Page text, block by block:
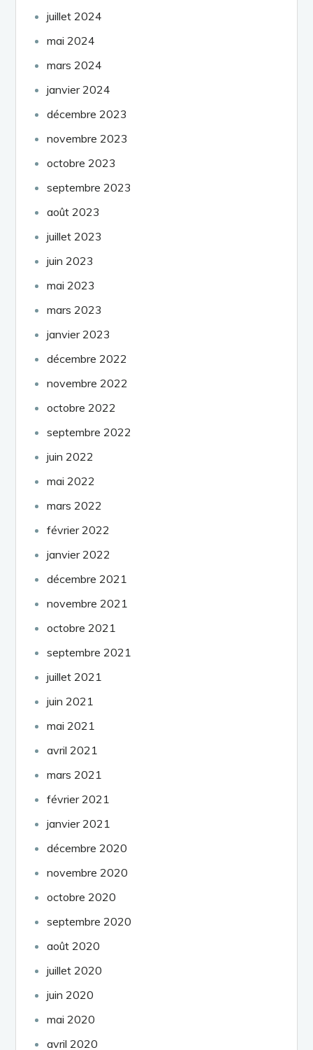
juillet 2024
mai 2024
mars 2024
janvier 2024
décembre 2023
novembre 2023
octobre 2023
septembre 2023
août 2023
juillet 2023
juin 2023
mai 2023
mars 2023
janvier 2023
décembre 2022
novembre 2022
octobre 2022
septembre 2022
juin 2022
mai 2022
mars 2022
février 2022
janvier 2022
décembre 2021
novembre 2021
octobre 2021
septembre 2021
juillet 2021
juin 2021
mai 2021
avril 2021
mars 2021
février 2021
janvier 2021
décembre 2020
novembre 2020
octobre 2020
septembre 2020
août 2020
juillet 2020
juin 2020
mai 2020
avril 2020